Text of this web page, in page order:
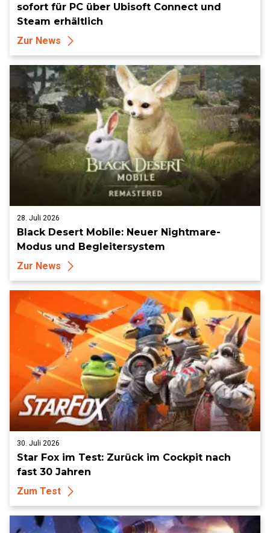
sofort für PC über Ubisoft Connect und
Steam erhältlich
Zur News
28. Juli 2026
Black Desert Mobile: Neuer Nightmare-
Modus und Begleitersystem
Zur News
30. Juli 2026
Star Fox im Test: Zurück im Cockpit nach
fast 30 Jahren
Zum Test